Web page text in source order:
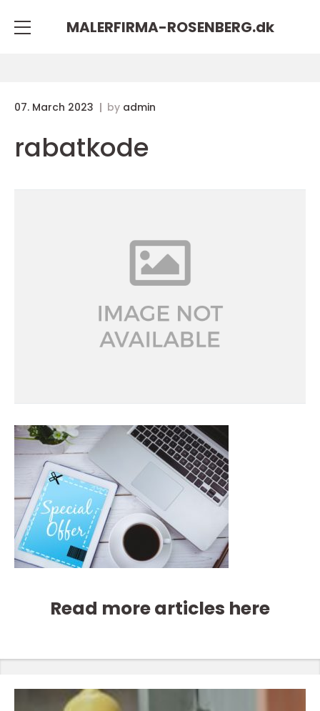
MALERFIRMA-ROSENBERG.dk
07. March 2023 by admin
rabatkode
Read more articles here